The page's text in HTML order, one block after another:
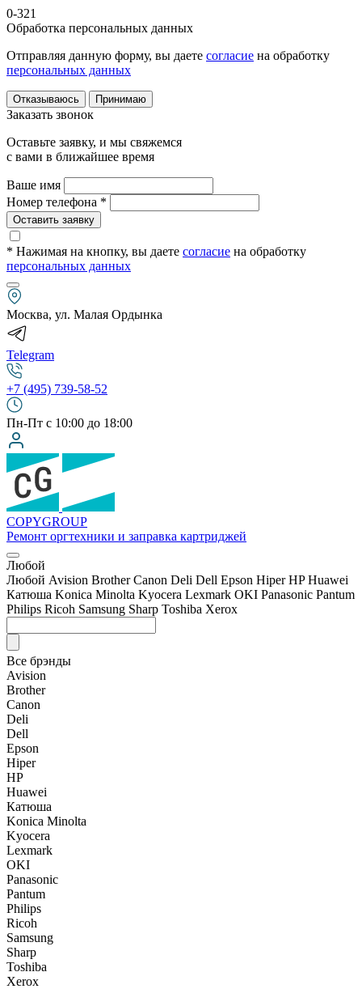
0-321
Обработка персональных данных
Отправляя данную форму, вы даете согласие на обработку
персональных данных
Отказываюсь Принимаю
Заказать звонок
Оставьте заявку, и мы свяжемся
с вами в ближайшее время
Ваше имя
Номер телефона *
Оставить заявку
* Нажимая на кнопку, вы даете согласие на обработку
персональных данных
Москва, ул. Малая Ордынка
Telegram
+7 (495) 739-58-52
Пн-Пт с 10:00 до 18:00
COPYGROUP
Ремонт оргтехники и заправка картриджей
Любой
Любой Avision Brother Canon Deli Dell Epson Hiper HP Huawei
Катюша Konica Minolta Kyocera Lexmark OKI Panasonic Pantum
Philips Ricoh Samsung Sharp Toshiba Xerox
Все брэнды
Avision
Brother
Canon
Deli
Dell
Epson
Hiper
HP
Huawei
Катюша
Konica Minolta
Kyocera
Lexmark
OKI
Panasonic
Pantum
Philips
Ricoh
Samsung
Sharp
Toshiba
Xerox